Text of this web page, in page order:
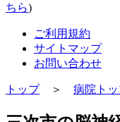
ちら)
ご利用規約
サイトマップ
お問い合わせ
トップ＞ 病院ト